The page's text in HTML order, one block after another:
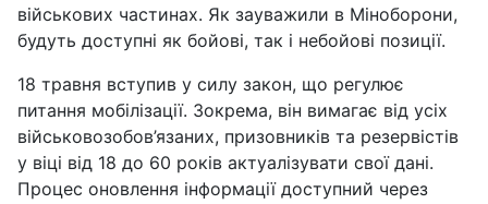
військових частинах. Як зауважили в Міноборони,
будуть доступні як бойові, так і небойові позиції.
18 травня вступив у силу закон, що регулює
питання мобілізації. Зокрема, він вимагає від усіх
військовозобов’язаних, призовників та резервістів
у віці від 18 до 60 років актуалізувати свої дані.
Процес оновлення інформації доступний через